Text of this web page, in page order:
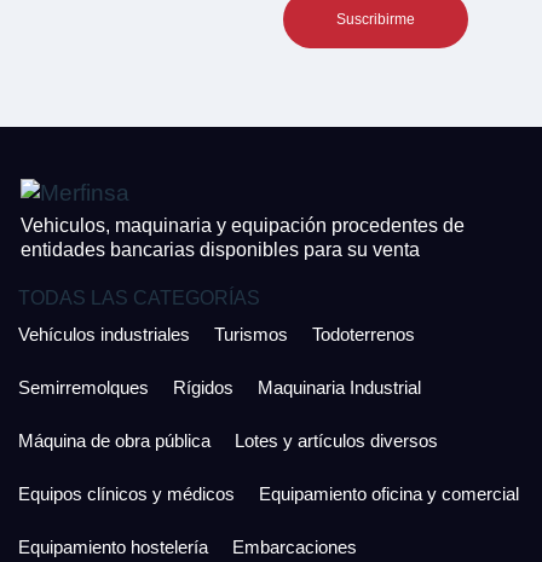
Vehiculos, maquinaria y equipación procedentes de
entidades bancarias disponibles para su venta
TODAS LAS CATEGORÍAS
Vehículos industriales
Turismos Todoterrenos
Semirremolques Rígidos Maquinaria Industrial
Máquina de obra pública Lotes y artículos diversos
Equipos clínicos y médicos Equipamiento oficina y comercial
Equipamiento hostelería Embarcaciones
¿Cuánto es 4 + uno?
Acepto la
continuación confirma que estás de acuerdo con ambas.